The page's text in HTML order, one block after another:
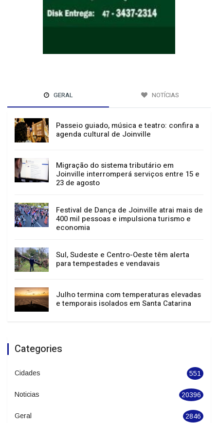
GERAL NOTÍCIAS
Passeio guiado, música e teatro: confira a
agenda cultural de Joinville
Migração do sistema tributário em
Joinville interromperá serviços entre 15 e
23 de agosto
Festival de Dança de Joinville atrai mais de
400 mil pessoas e impulsiona turismo e
economia
Sul, Sudeste e Centro-Oeste têm alerta
para tempestades e vendavais
e temporais isolados em Santa Catarina
Categories
Cidades 551